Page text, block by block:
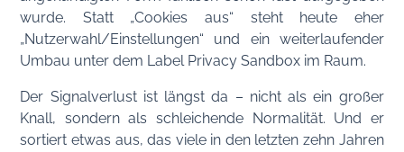
wurde. Statt „Cookies aus“ steht heute eher
„Nutzerwahl/Einstellungen“ und ein weiterlaufender
Umbau unter dem Label Privacy Sandbox im Raum.
Der Signalverlust ist längst da – nicht als ein großer
Knall, sondern als schleichende Normalität. Und er
sortiert etwas aus, das viele in den letzten zehn Jahren